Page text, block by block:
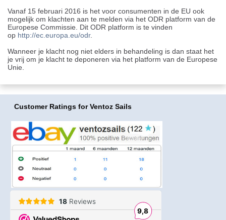
Vanaf 15 februari 2016 is het voor consumenten in de EU ook
mogelijk om klachten aan te melden via het ODR platform van de
Europese Commissie. Dit ODR platform is te vinden
op http://ec.europa.eu/odr.
Wanneer je klacht nog niet elders in behandeling is dan staat het
je vrij om je klacht te deponeren via het platform van de Europese
Unie.
Customer Ratings for Ventoz Sails